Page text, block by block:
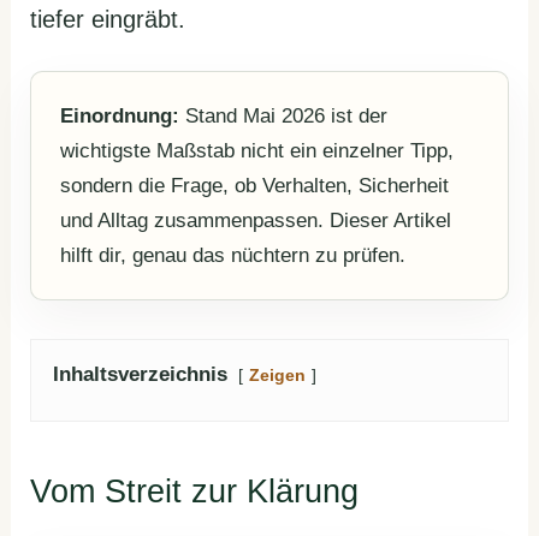
tiefer eingräbt.
Einordnung: Stand Mai 2026 ist der
wichtigste Maßstab nicht ein einzelner Tipp,
sondern die Frage, ob Verhalten, Sicherheit
und Alltag zusammenpassen. Dieser Artikel
hilft dir, genau das nüchtern zu prüfen.
Inhaltsverzeichnis Zeigen
Vom Streit zur Klärung